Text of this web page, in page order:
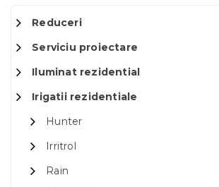
Reduceri
Serviciu proiectare
Iluminat rezidential
Irigatii rezidentiale
Hunter
Irritrol
Rain